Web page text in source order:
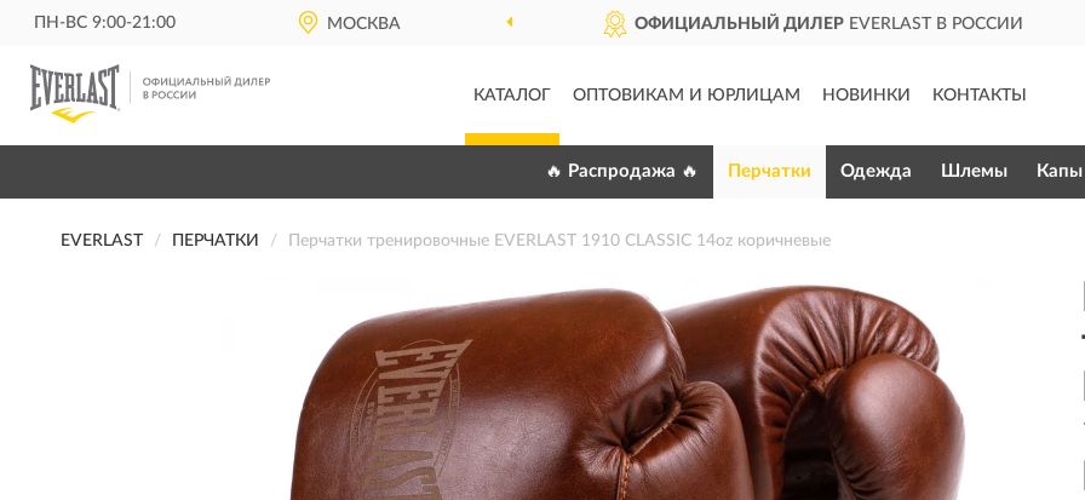
ПН-ВС 9:00-21:00 МОСКВА ОФИЦИАЛЬНЫЙ ДИЛЕР EVERLAST В РОССИИ
КАТАЛОГ ОПТОВИКАМ И ЮРЛИЦАМ НОВИНКИ КОНТАКТЫ
🔥 Распродажа 🔥 Перчатки Одежда Шлемы Капы
EVERLAST ПЕРЧАТКИ Перчатки тренировочные EVERLAST 1910 CLASSIC 14oz коричневые